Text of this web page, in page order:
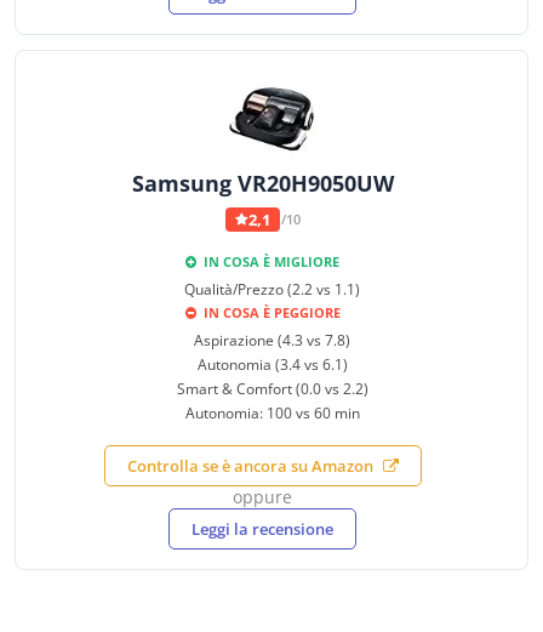
Samsung VR20H9050UW
2,1 /10
IN COSA È MIGLIORE
Qualità/Prezzo (2.2 vs 1.1)
IN COSA È PEGGIORE
Aspirazione (4.3 vs 7.8)
Autonomia (3.4 vs 6.1)
Smart & Comfort (0.0 vs 2.2)
Autonomia: 100 vs 60 min
Controlla se è ancora su Amazon
oppure
Leggi la recensione